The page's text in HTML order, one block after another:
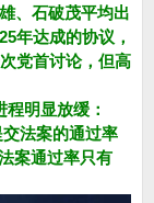
、石破茂平均出
年达成的协议，
党首讨论，但高
明显放缓：
法案的通过率
案通过率只有